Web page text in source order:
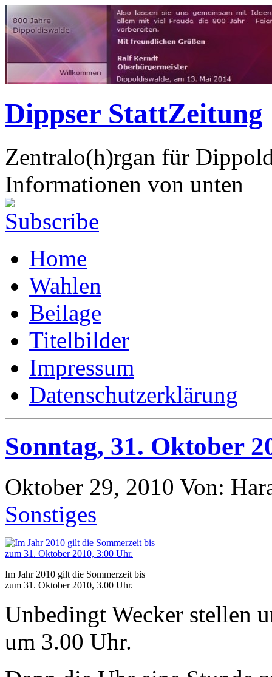
Dippser StattZeitung
Zentralo(h)rgan für
Informationen von unten
Home
Wahlen
Beilage
Titelbilder
Impressum
Datenschutzerklärung
Sonntag, 31. Oktober
Oktober 29, 2010 Von:
Sonstiges
Im Jahr 2010 gilt die Sommerzeit bis
zum 31. Oktober 2010, 3.00 Uhr.
Unbedingt Wecker stellen
um 3.00 Uhr.